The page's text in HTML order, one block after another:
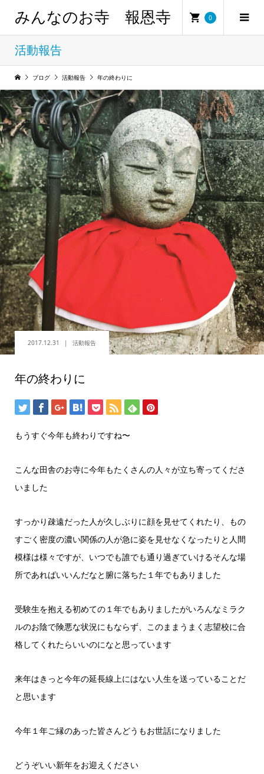
みんなのお寺 報恩寺 0
活動報告
ブログ 活動報告 年の終わりに
2017.12.31 活動報告
年の終わりに
もうすぐ今年も終わりですね〜
こんな田舎のお寺に今年もたくさんの人々が立ち寄ってくださ
いました
すっかり疎遠だった人が久しぶりに顔を見せてくれたり、もの
すごく密度の濃い関係の人が急に姿を見せなくなったりと人間
模様は様々ですが、いつでも誰でも通り過ぎていけるそんな場
所であればいいんだなと腑に落ちた１年でもありました
受験生を抱える初めての１年でもありましたがいろんなミラク
ルのお陰で険悪な状況にもならず、このままうまく志望校に合
格してくれたらいいのになと思っています
来年はきっと今年の延長線上にはない人生を送っていることだ
と思います
今年１年ご縁のあった皆さんどうもお世話になりました
どうぞいい新年をお迎えください